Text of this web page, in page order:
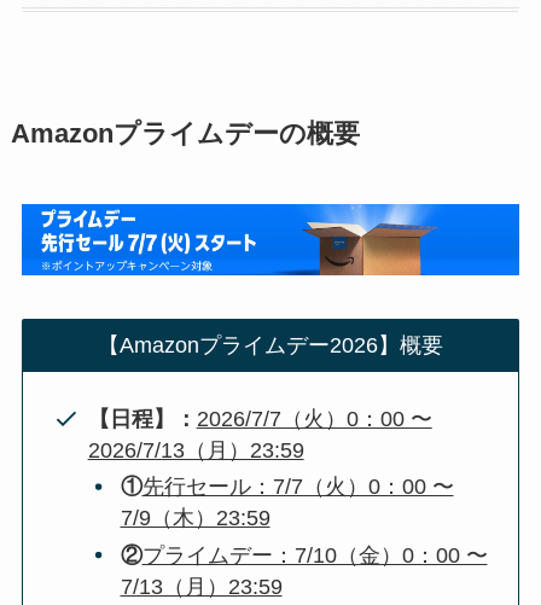
Amazonプライムデーの概要
【Amazonプライムデー2026】概要
【日程】： 2026/7/7（火）0：00 〜
2026/7/13（月）23:59
①先行セール：7/7（火）0：00 〜
7/9（木）23:59
②プライムデー：7/10（金）0：00 〜
7/13（月）23:59